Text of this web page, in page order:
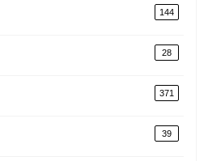
144
28
371
39